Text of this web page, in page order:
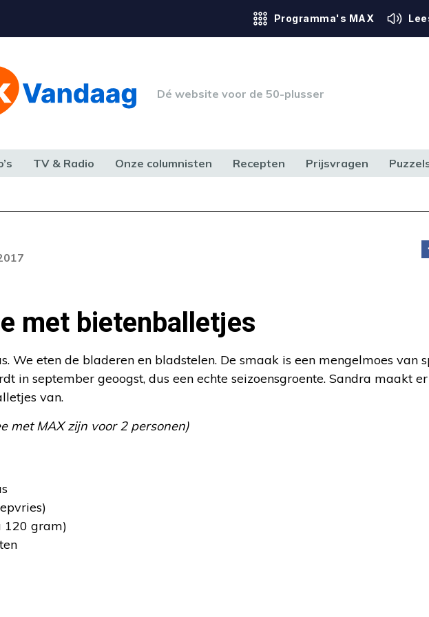
Programma's MAX
Dé website voor de 50-plusser
TV & Radio Onze columnisten Recepten Prijsvragen
is op dit moment niet
zich blijft voordoen,
met bietenballetjes
We eten de bladeren en bladstelen. De smaak is een mengelmoes van
in september geoogst, dus een echte seizoensgroente. Sandra maakt er
van.
met MAX zijn voor 2 personen)
120 gram)